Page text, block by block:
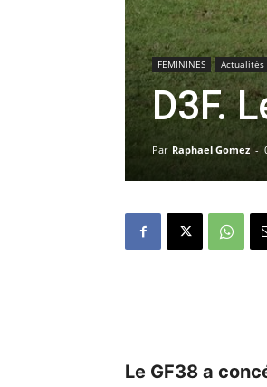
FEMININES Actualités
D3F.
Par Raphael Gomez -
Le GF38 a